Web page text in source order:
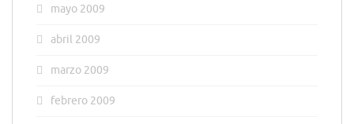
mayo 2009
abril 2009
marzo 2009
febrero 2009